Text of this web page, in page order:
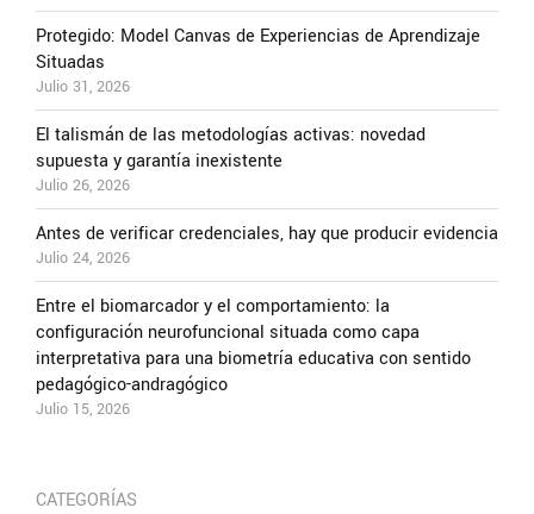
Protegido: Model Canvas de Experiencias de Aprendizaje
Situadas
Julio 31, 2026
El talismán de las metodologías activas: novedad
supuesta y garantía inexistente
Julio 26, 2026
Antes de verificar credenciales, hay que producir evidencia
Julio 24, 2026
Entre el biomarcador y el comportamiento: la
configuración neurofuncional situada como capa
interpretativa para una biometría educativa con sentido
pedagógico-andragógico
Julio 15, 2026
CATEGORÍAS